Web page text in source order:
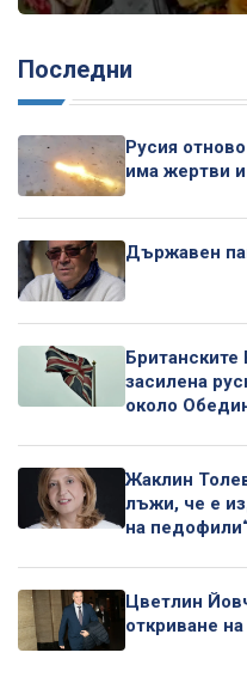
Последни
Русия
има жертви
Държавен
засилена
около
Жаклин
лъжи, че е
на
Цветлин
откриване